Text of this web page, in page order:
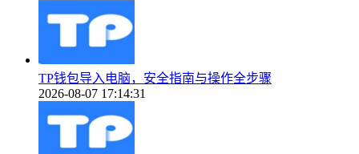
TP钱包导入电脑，安全指南与操作全步骤
2026-08-07 17:14:31